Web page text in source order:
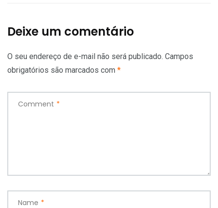
Deixe um comentário
O seu endereço de e-mail não será publicado. Campos
obrigatórios são marcados com *
Comment *
Name *